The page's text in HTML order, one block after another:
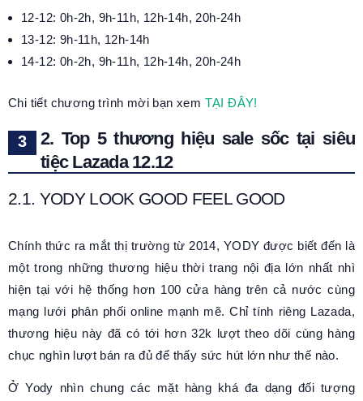
12-12: 0h-2h, 9h-11h, 12h-14h, 20h-24h
13-12: 9h-11h, 12h-14h
14-12: 0h-2h, 9h-11h, 12h-14h, 20h-24h
Chi tiết chương trình mời bạn xem TẠI ĐÂY!
2. Top 5 thương hiệu sale sốc tại siêu
tiệc Lazada 12.12
2.1. YODY LOOK GOOD FEEL GOOD
Chính thức ra mắt thị trường từ 2014, YODY được biết đến là
một trong những thương hiệu thời trang nội địa lớn nhất nhì
hiện tại với hệ thống hơn 100 cửa hàng trên cả nước cùng
mạng lưới phân phối online mạnh mẽ. Chỉ tính riêng Lazada,
thương hiệu này đã có tới hơn 32k lượt theo dõi cùng hàng
chục nghìn lượt bán ra đủ để thấy sức hút lớn như thế nào.
Ở Yody nhìn chung các mặt hàng khá đa dạng đối tượng